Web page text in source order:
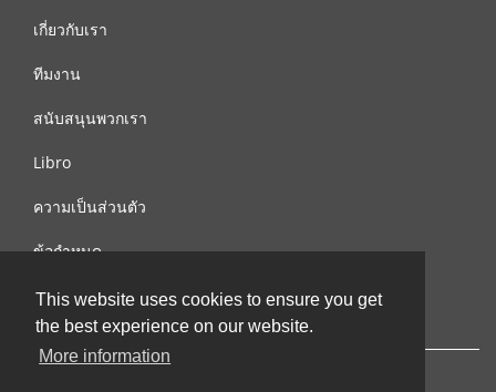
This website uses cookies to ensure you get
the best experience on our website.
More information
เกี่ยวกับเรา
ทีมงาน
สนับสนุนพวกเรา
Libro
ความเป็นส่วนตัว
ข้อกำหนด
ติดต่อเรา